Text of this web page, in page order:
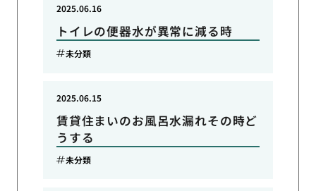
トイレの便器水が異常に減る時
2025.06.16
未分類
賃貸住まいのお風呂水漏れその時ど
うする
2025.06.15
未分類